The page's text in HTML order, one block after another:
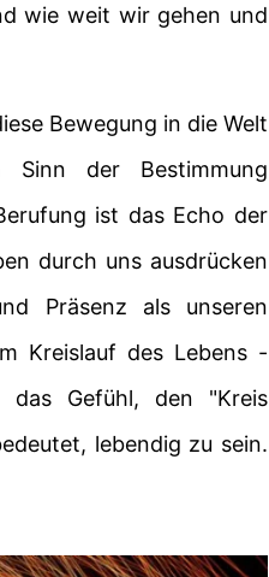
wie weit wir gehen und
Bewegung in die Welt
der Bestimmung
ist das Echo der
durch uns ausdrücken
Präsenz als unseren
Kreislauf des Lebens -
das Gefühl, den "Kreis
lebendig zu sein.